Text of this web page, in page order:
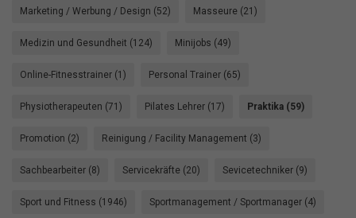
Marketing / Werbung / Design (52) Masseure (21)
Medizin und Gesundheit (124) Minijobs (49)
Online-Fitnesstrainer (1) Personal Trainer (65)
Physiotherapeuten (71) Pilates Lehrer (17) Praktika (59)
Promotion (2) Reinigung / Facility Management (3)
Sachbearbeiter (8) Servicekräfte (20) Sevicetechniker (9)
Sport und Fitness (1946) Sportmanagement / Sportmanager (4)